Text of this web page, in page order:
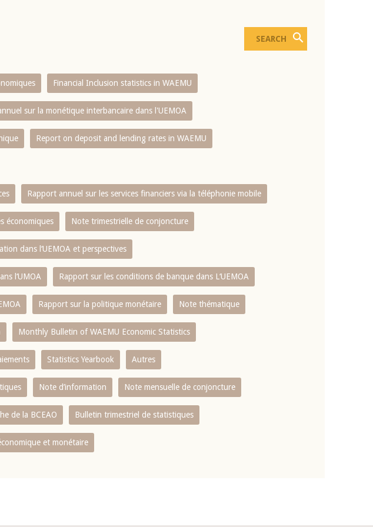
Financial Inclusion statistics in WAEMU
sur la monétique interbancaire dans l'UEMOA
Report on deposit and lending rates in WAEMU
Rapport annuel sur les services financiers via la téléphonie mobile
économiques Note trimestrielle de conjoncture
dans l‘UEMOA et perspectives
l‘UMOA Rapport sur les conditions de banque dans L‘UEMOA
Rapport sur la politique monétaire Note thématique
Monthly Bulletin of WAEMU Economic Statistics
Statistics Yearbook Autres
Note d’information Note mensuelle de conjoncture
de la BCEAO Bulletin trimestriel de statistiques
et monétaire